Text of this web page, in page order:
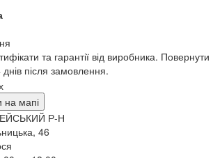
та гарантії від виробника. Повернути
після замовлення.
на мапі
Р-Н
46